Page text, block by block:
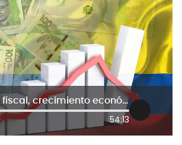
Política fiscal, crecimiento económico y empleo: hablan los asesores de campañas
54:13